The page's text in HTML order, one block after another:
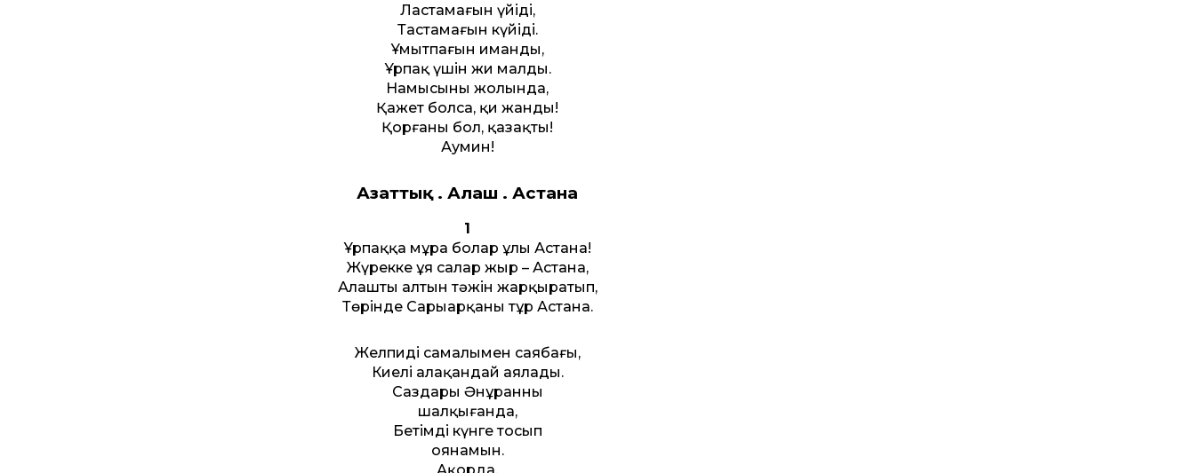
Ластамағын үйіңді,
Тастамағын күйіңді.
Ұмытпағын иманды,
Ұрпақ үшін жи малды.
Намысыңның жолында,
Қажет болса, қи жанды!
Қорғаны бол, қазақтың!
Аумин!
Азат­тық . Алаш . Астана
1
Ұрпаққа мұра болар ұлы Астана!
Жүрекке ұя салар жыр – Астана,
Алаштың алтын тәжін жарқыратып,
Төрінде Сарыарқаның тұр Астана.
Желпиді самалымен саябағың,
Киелі алақандай аяладың.
Саздары Әнұранның
шалқығанда,
Бетімді күнге тосып
оянамын.